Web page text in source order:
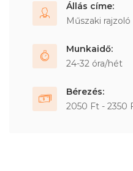
Állás címe:
Műszaki rajzoló
Munkaidő:
24-32 óra/hét
Bérezés:
2050 Ft - 2350